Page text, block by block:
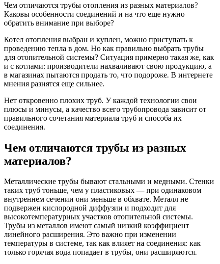
Чем отличаются трубы отопления из разных материалов?
Каковы особенности соединений и на что еще нужно
обратить внимание при выборе?
Котел отопления выбран и куплен, можно приступать к
проведению тепла в дом. Но как правильно выбрать трубы
для отопительной системы? Ситуация примерно такая же, как
и с котлами: производители нахваливают свою продукцию, а
в магазинах пытаются продать то, что подороже. В интернете
мнения разнятся еще сильнее.
Нет откровенно плохих труб. У каждой технологии свои
плюсы и минусы, а качество всего трубопровода зависит от
правильного сочетания материала труб и способа их
соединения.
Чем отличаются трубы из разных
материалов?
Металлические трубы бывают стальными и медными. Стенки
таких труб тоньше, чем у пластиковых — при одинаковом
внутреннем сечении они меньше в обхвате. Металл не
подвержен кислородной диффузии и подходит для
высокотемпературных участков отопительной системы.
Трубы из металлов имеют самый низкий коэффициент
линейного расширения. Это важно при изменении
температуры в системе, так как влияет на соединения: как
только горячая вода попадает в трубы, они расширяются.